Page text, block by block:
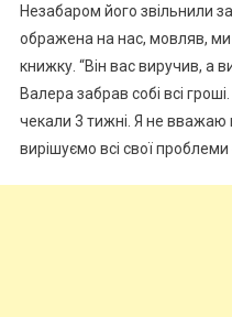
Незабаром його звільнили
ображена на нас, мовляв, ми
книжку. “Він вас виручив, а
Валера забрав собі всі
чекали 3 тижні. Я не вважаю
вирішуємо всі свої проблеми